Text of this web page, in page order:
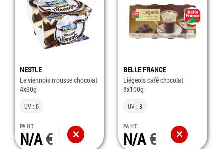
NESTLE
Le viennois mousse chocolat
4x90g
UV : 6
PA HT
N/A
BELLE FRANCE
Liégeois café chocolat
8x100g
UV : 3
PA HT
N/A